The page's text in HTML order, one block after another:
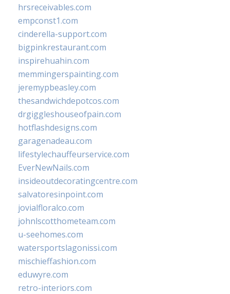
hrsreceivables.com
empconst1.com
cinderella-support.com
bigpinkrestaurant.com
inspirehuahin.com
memmingerspainting.com
jeremypbeasley.com
thesandwichdepotcos.com
drgiggleshouseofpain.com
hotflashdesigns.com
garagenadeau.com
lifestylechauffeurservice.com
EverNewNails.com
insideoutdecoratingcentre.com
salvatoresinpoint.com
jovialfloralco.com
johnlscotthometeam.com
u-seehomes.com
watersportslagonissi.com
mischieffashion.com
eduwyre.com
retro-interiors.com